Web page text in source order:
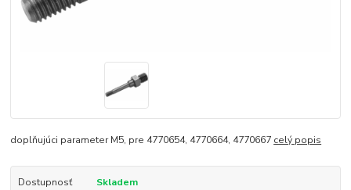
doplňujúci parameter M5, pre 4770654, 4770664, 4770667 celý popis
Dostupnosť Skladem